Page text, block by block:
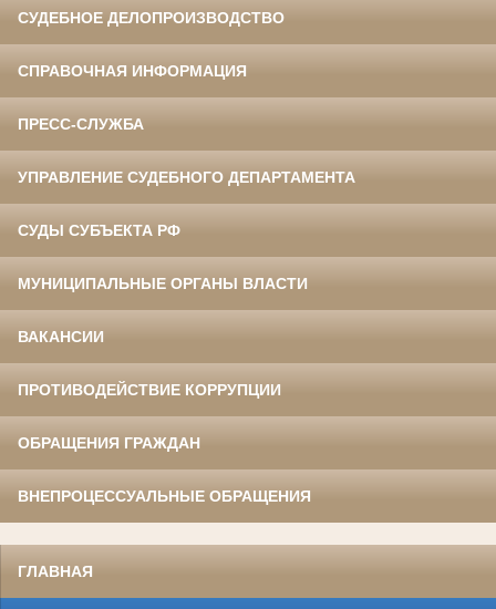
СУДЕБНОЕ ДЕЛОПРОИЗВОДСТВО
СПРАВОЧНАЯ ИНФОРМАЦИЯ
ПРЕСС-СЛУЖБА
УПРАВЛЕНИЕ СУДЕБНОГО ДЕПАРТАМЕНТА
СУДЫ СУБЪЕКТА РФ
МУНИЦИПАЛЬНЫЕ ОРГАНЫ ВЛАСТИ
ВАКАНСИИ
ПРОТИВОДЕЙСТВИЕ КОРРУПЦИИ
ОБРАЩЕНИЯ ГРАЖДАН
ВНЕПРОЦЕССУАЛЬНЫЕ ОБРАЩЕНИЯ
ГЛАВНАЯ